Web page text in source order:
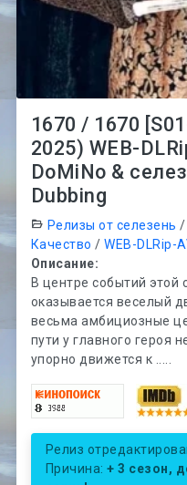
1670 / 1670
2025) WEB-
DoMiNo &
Dubbing
Релизы от селезень /
Качество /WEB-DLRip-
Описание:
В центре событий этой
оказывается веселый
весьма амбициозные
пути у главного героя
упорно движется к .....
Релиз
Причина:+ 3 сезон,